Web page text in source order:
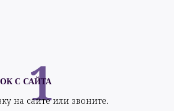
С САЙТА
на сайте или звоните.
наше первичное знакомство и
1